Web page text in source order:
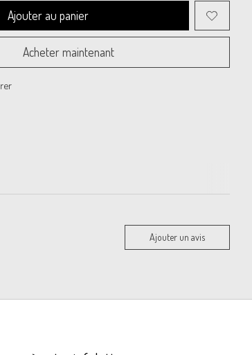
Ajouter au panier
Acheter maintenant
Ajouter un avis